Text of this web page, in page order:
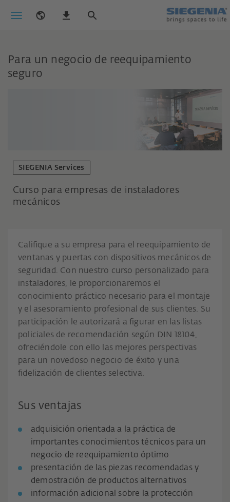
Para un negocio de reequipamiento
seguro
SIEGENIA Services
Curso para empresas de instaladores
mecánicos
Califique a su empresa para el reequipamiento de
ventanas y puertas con dispositivos mecánicos de
seguridad. Con nuestro curso personalizado para
instaladores, le proporcionaremos el
conocimiento práctico necesario para el montaje
y el asesoramiento profesional de sus clientes. Su
participación le autorizará a figurar en las listas
policiales de recomendación según DIN 18104,
ofreciéndole con ello las mejores perspectivas
para un novedoso negocio de éxito y una
fidelización de clientes selectiva.
Sus ventajas
adquisición orientada a la práctica de
importantes conocimientos técnicos para un
negocio de reequipamiento óptimo
presentación de las piezas recomendadas y
demostración de productos alternativos
información adicional sobre la protección